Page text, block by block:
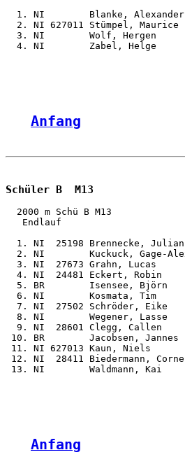
1. NI        Blanke,
2. NI 627011 Stümpel, Maurice
3. NI        Wolf, Hergen
4. NI        Zabel, Helge
Anfang
Schüler B  M13
2000 m Schü B M13
   Endlauf
1. NI  25198 Brennecke,
2. NI        Kuckuck, Gage-
3. NI  27673 Grahn, Lucas
4. NI  24481 Eckert, Robin
5. BR        Isensee, Björn
6. NI        Kosmata, Tim
7. NI  27502 Schröder, Eike
8. NI        Wegener, Lasse
9. NI  28601 Clegg, Callen
10. BR        Jacobsen,
11. NI 627013 Kaun, Niels
12. NI  28411 Biedermann,
13. NI        Waldmann, Kai
Anfang